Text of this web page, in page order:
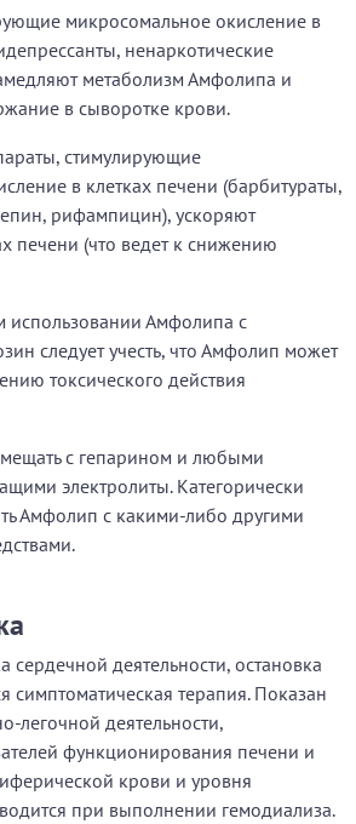
микросомальное окисление в
ненаркотические
метаболизм Амфолипа и
в сыворотке крови.
стимулирующие
в клетках печени (барбитураты,
рифампицин), ускоряют
печени (что ведет к снижению
Амфолипа с
следует учесть, что Амфолип может
токсического действия
с гепарином и любыми
электролиты. Категорически
Амфолип с какими-либо другими
сердечной деятельности, остановка
симптоматическая терапия. Показан
легочной деятельности,
функционирования печени и
крови и уровня
при выполнении гемодиализа.